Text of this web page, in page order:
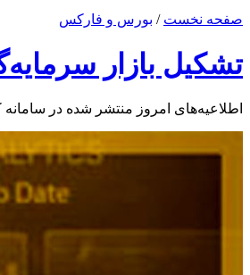
صفحه نخست / بورس و فارکس
تشکیل بازار
اطلاعیه‌های امروز منتشر شده در